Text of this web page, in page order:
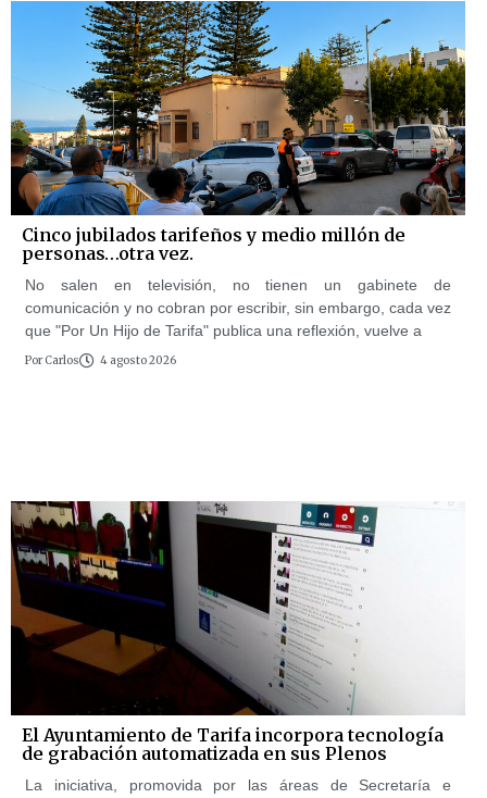
Cinco jubilados tarifeños y medio millón de
personas…otra vez.
No salen en televisión, no tienen un gabinete de
comunicación y no cobran por escribir, sin embargo, cada vez
que "Por Un Hijo de Tarifa" publica una reflexión, vuelve a
Por Carlos 4 agosto 2026
El Ayuntamiento de Tarifa incorpora tecnología
de grabación automatizada en sus Plenos
La iniciativa, promovida por las áreas de Secretaría e